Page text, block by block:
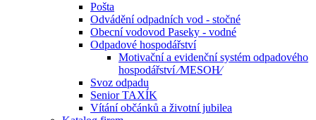
Pošta
Odvádění odpadních vod - stočné
Obecní vodovod Paseky - vodné
Odpadové hospodářství
Motivační a evidenční systém odpadového
hospodářství ⁄MESOH⁄
Svoz odpadu
Senior TAXÍK
Vítání občánků a životní jubilea